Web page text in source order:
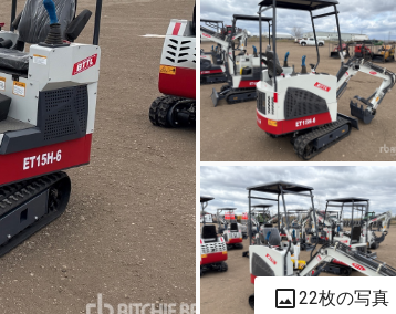
22枚の写真